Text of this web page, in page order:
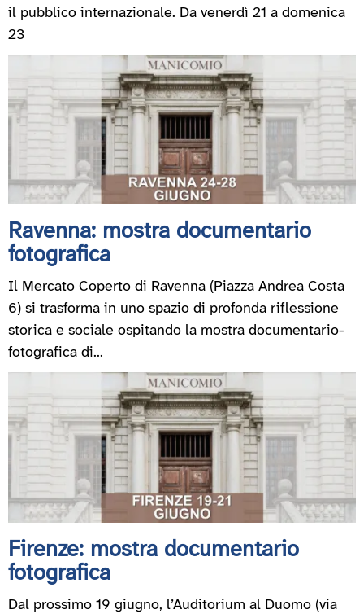
il pubblico internazionale. Da venerdì 21 a domenica
23
Ravenna: mostra documentario
fotografica
Il Mercato Coperto di Ravenna (Piazza Andrea Costa
6) si trasforma in uno spazio di profonda riflessione
storica e sociale ospitando la mostra documentario-
fotografica di...
Firenze: mostra documentario
fotografica
Dal prossimo 19 giugno, l’Auditorium al Duomo (via